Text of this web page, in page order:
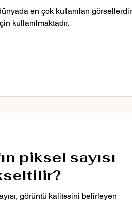
en çok kullanılan görsellerdir
kullanılmaktadır.
piksel sayısı
görüntü kalitesini belirleyen